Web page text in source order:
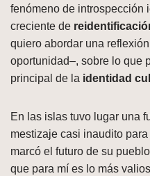
fenómeno de introspección
creciente de
quiero abordar una
oportunidad–, sobre lo que
principal de la identidad
En las islas tuvo lugar una
mestizaje casi inaudito
marcó el futuro de su
que para mí es lo más